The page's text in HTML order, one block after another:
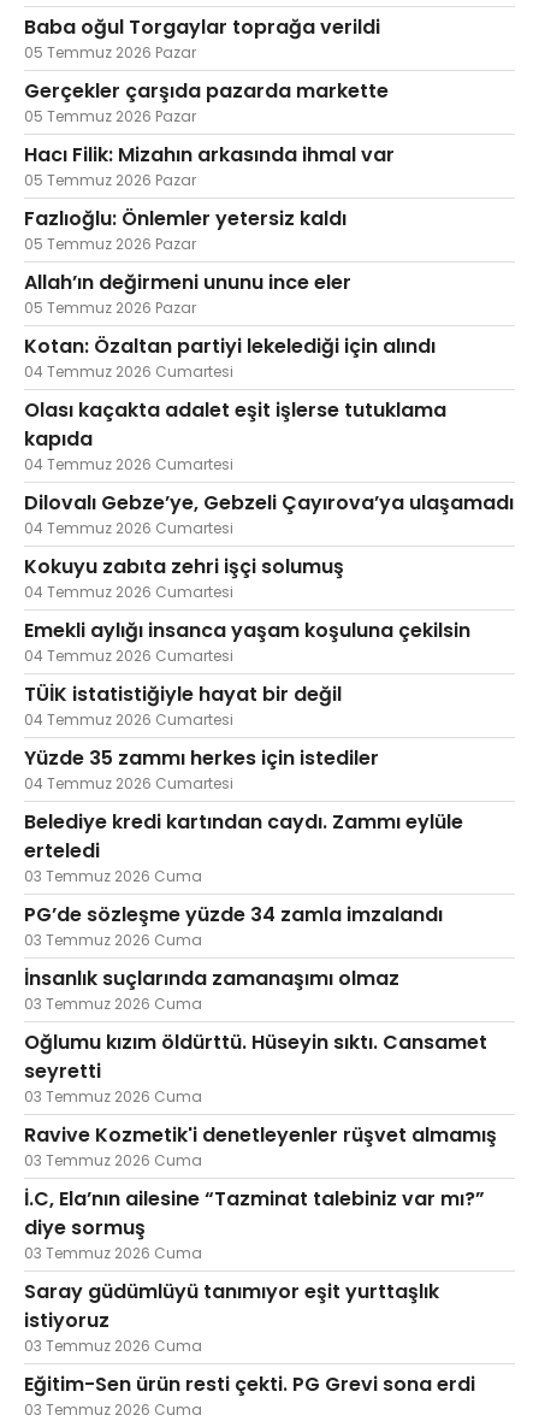
Baba oğul Torgaylar toprağa verildi
05 Temmuz 2026 Pazar
Gerçekler çarşıda pazarda markette
05 Temmuz 2026 Pazar
Hacı Filik: Mizahın arkasında ihmal var
05 Temmuz 2026 Pazar
Fazlıoğlu: Önlemler yetersiz kaldı
05 Temmuz 2026 Pazar
Allah’ın değirmeni ununu ince eler
05 Temmuz 2026 Pazar
Kotan: Özaltan partiyi lekelediği için alındı
04 Temmuz 2026 Cumartesi
Olası kaçakta adalet eşit işlerse tutuklama
kapıda
04 Temmuz 2026 Cumartesi
Dilovalı Gebze’ye, Gebzeli Çayırova’ya ulaşamadı
04 Temmuz 2026 Cumartesi
Kokuyu zabıta zehri işçi solumuş
04 Temmuz 2026 Cumartesi
Emekli aylığı insanca yaşam koşuluna çekilsin
04 Temmuz 2026 Cumartesi
TÜİK istatistiğiyle hayat bir değil
04 Temmuz 2026 Cumartesi
Yüzde 35 zammı herkes için istediler
04 Temmuz 2026 Cumartesi
Belediye kredi kartından caydı. Zammı eylüle
erteledi
03 Temmuz 2026 Cuma
PG’de sözleşme yüzde 34 zamla imzalandı
03 Temmuz 2026 Cuma
İnsanlık suçlarında zamanaşımı olmaz
03 Temmuz 2026 Cuma
Oğlumu kızım öldürttü. Hüseyin sıktı. Cansamet
seyretti
03 Temmuz 2026 Cuma
Ravive Kozmetik'i denetleyenler rüşvet almamış
03 Temmuz 2026 Cuma
İ.C, Ela’nın ailesine “Tazminat talebiniz var mı?”
diye sormuş
03 Temmuz 2026 Cuma
Saray güdümlüyü tanımıyor eşit yurttaşlık
istiyoruz
03 Temmuz 2026 Cuma
Eğitim-Sen ürün resti çekti. PG Grevi sona erdi
03 Temmuz 2026 Cuma